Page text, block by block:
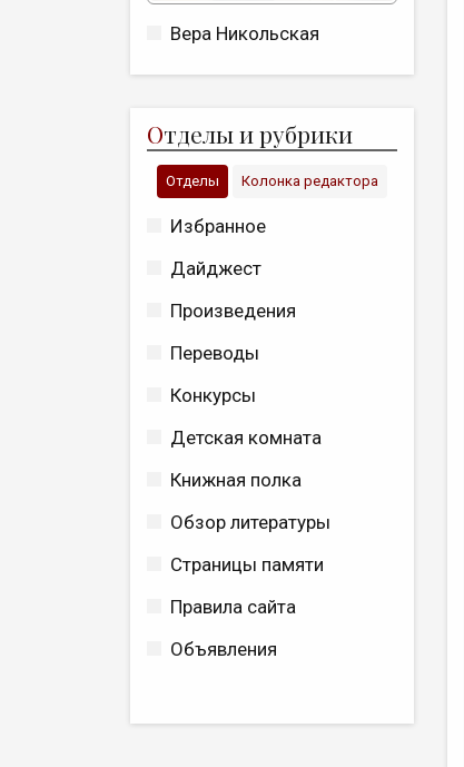
Вера Никольская
Отделы и рубрики
Отделы Колонка редактора
Избранное
Дайджест
Произведения
Переводы
Конкурсы
Детская комната
Книжная полка
Обзор литературы
Страницы памяти
Правила сайта
Объявления